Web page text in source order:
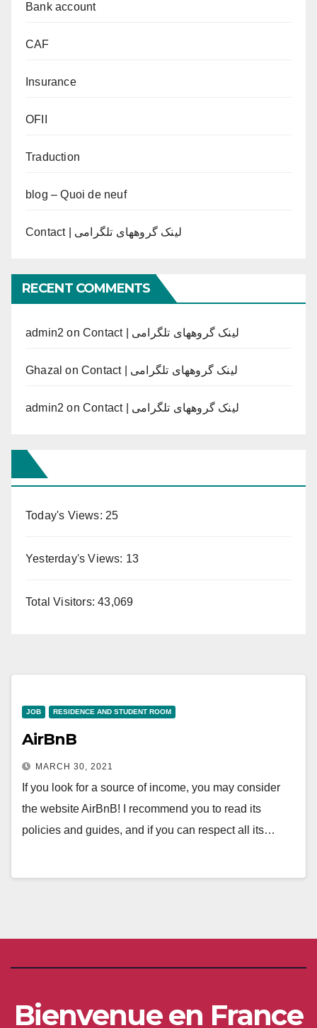
Bank account
CAF
Insurance
OFII
Traduction
blog – Quoi de neuf
Contact | لینک گروههای تلگرامی
RECENT COMMENTS
admin2 on Contact | لینک گروههای تلگرامی
Ghazal on Contact | لینک گروههای تلگرامی
admin2 on Contact | لینک گروههای تلگرامی
Today's Views: 25
Yesterday's Views: 13
Total Visitors:43,069
JOB RESIDENCE AND STUDENT ROOM
AirBnB
MARCH 30, 2021
If you look for a source of income, you may consider
the website AirBnB! I recommend you to read its
policies and guides, and if you can respect all its…
Bienvenue en France